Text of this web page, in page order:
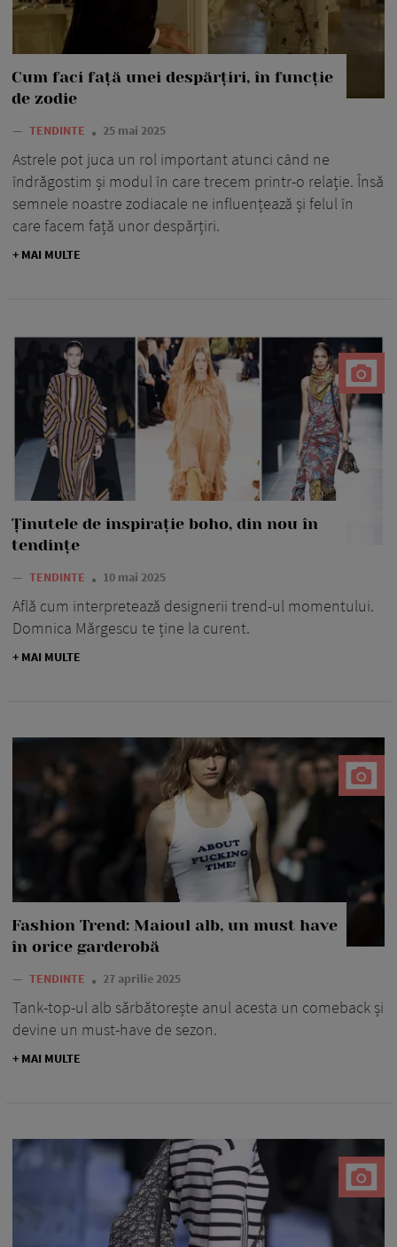
Cum faci față unei despărțiri, în funcție
de zodie
— TENDINTE 25 mai 2025
Astrele pot juca un rol important atunci când ne
îndrăgostim și modul în care trecem printr-o relație. Însă
semnele noastre zodiacale ne influențează și felul în
care facem față unor despărțiri.
+ MAI MULTE
Ținutele de inspirație boho, din nou în
tendințe
— TENDINTE 10 mai 2025
Află cum interpretează designerii trend-ul momentului.
Domnica Mărgescu te ține la curent.
+ MAI MULTE
Fashion Trend: Maioul alb, un must have
în orice garderobă
— TENDINTE 27 aprilie 2025
Tank-top-ul alb sărbătorește anul acesta un comeback și
devine un must-have de sezon.
+ MAI MULTE